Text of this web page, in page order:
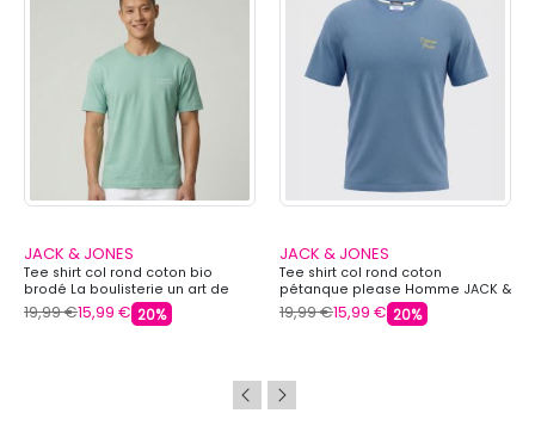
JACK & JONES
Tee shirt col rond coton bio
brodé La boulisterie un art de
vivre Homme JACK & JONES
19,99 €15,99 € 20%
JACK & JONES
Tee shirt col rond coton
pétanque please Homme JACK &
JONES
19,99 €15,99 € 20%